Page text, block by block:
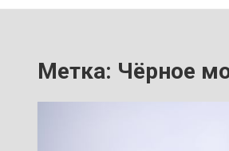
Метка: Чёрное